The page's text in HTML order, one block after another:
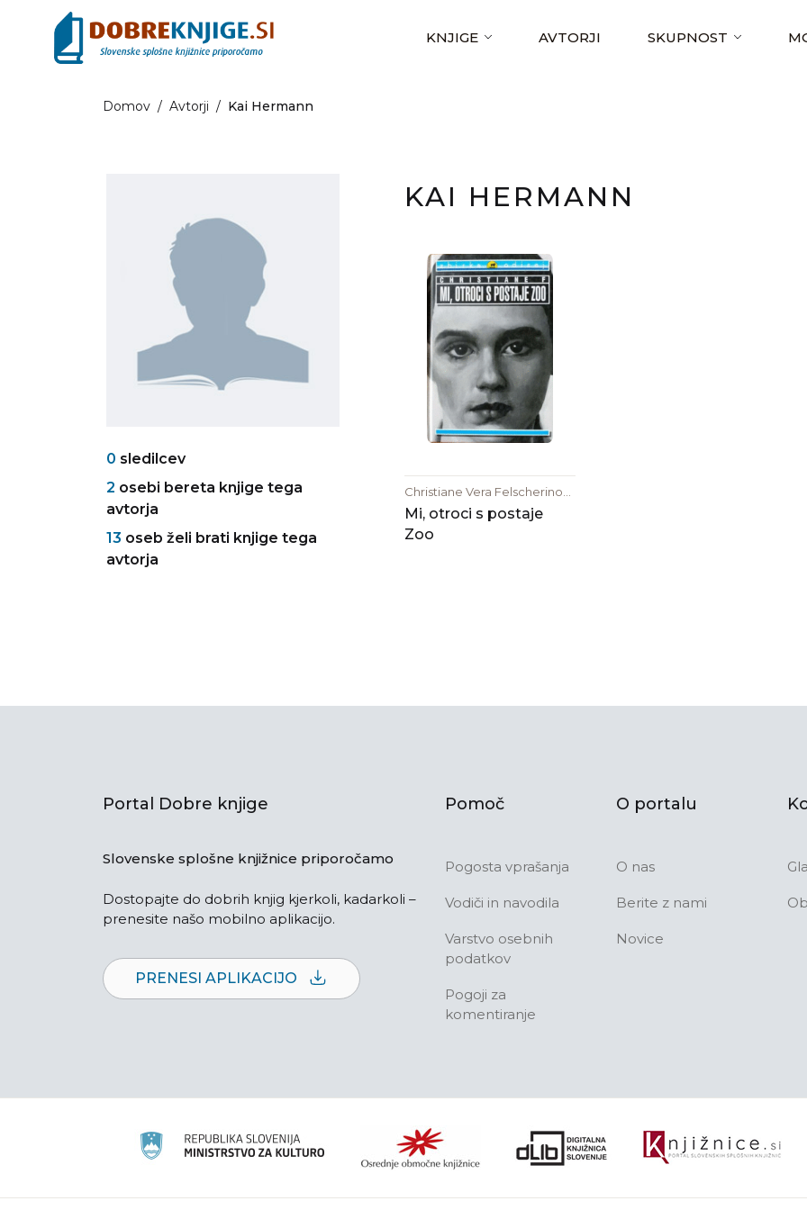
KNJIGE AVTORJI SKUPNOST
Domov / Avtorji / Kai Hermann
0 sledilcev
2 osebi bereta knjige tega
avtorja
13 oseb želi brati knjige tega
avtorja
KAI HERMANN
Christiane Vera Felscherinow,
Kai Hermann, Horst Rieck
Mi, otroci s postaje
Zoo
Portal Dobre knjige
Slovenske splošne knjižnice priporočamo
Dostopajte do dobrih knjig kjerkoli, kadarkoli –
prenesite našo mobilno aplikacijo.
PRENESI APLIKACIJO
Pomoč
Pogosta vprašanja
Vodiči in navodila
Varstvo osebnih
podatkov
Pogoji za
komentiranje
O portalu
O nas
Berite z nami
Novice